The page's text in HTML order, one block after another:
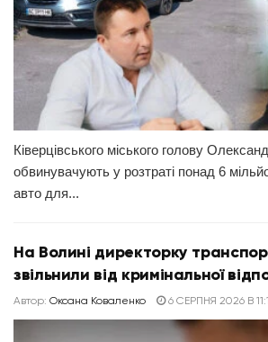
Ківерцівського міського голову
обвинувачують у розтраті понад 6
авто для...
На Волині директорку
звільнили від кримінальної
Автор: Оксана Коваленко 6 СЕРПНЯ 2026 В